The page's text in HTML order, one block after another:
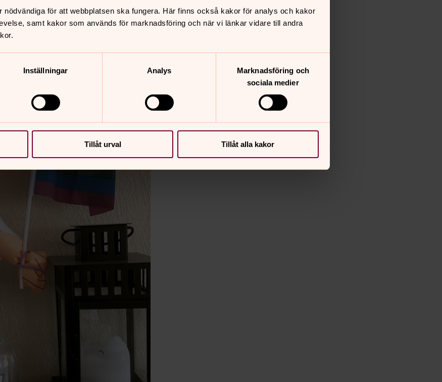
för att webbplatsen ska fungera. Här finns också kakor för analys och kakor
samt kakor som används för marknadsföring och när vi länkar vidare till andra
Inställningar Analys
Marknadsföring och
sociala medier
Tillåt urval Tillåt alla kakor